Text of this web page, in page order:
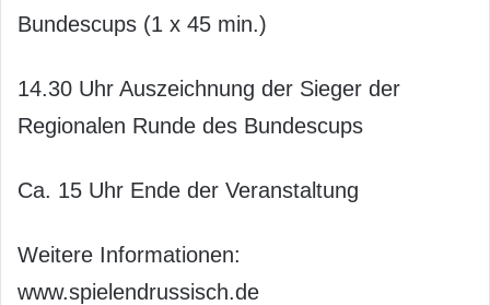
Bundescups (1 x 45 min.)
14.30 Uhr Auszeichnung der Sieger der
Regionalen Runde des Bundescups
Ca. 15 Uhr Ende der Veranstaltung
Weitere Informationen:
www.spielendrussisch.de